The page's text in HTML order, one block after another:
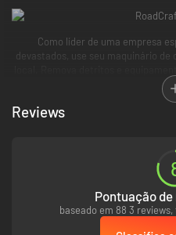
Como líder de uma empresa
devastados, use seu maquinário
e pontes danificadas
Você dirige uma empresa de
restaurar locais devastados por
esperam por você e seu
reiniciar a indústria local:
equipamentos defeituosos,
Reviews
Pontuação
baseado em 88 3